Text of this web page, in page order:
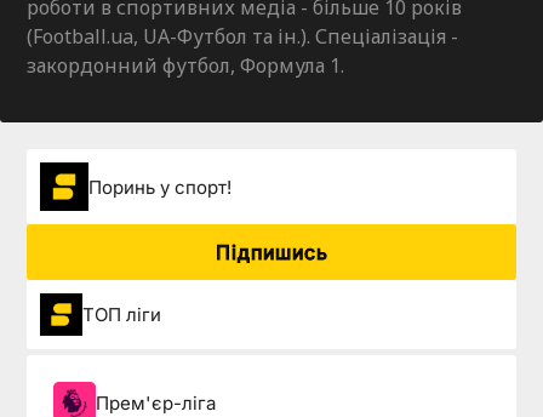
роботи в спортивних медіа - більше 10 років
(Football.ua, UA-Футбол та ін.). Спеціалізація -
закордонний футбол, Формула 1.
Поринь у спорт!
Підпишись
ТОП ліги
Прем'єр-ліга